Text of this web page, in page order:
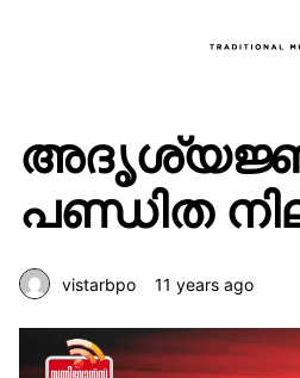
പണ്ഡിത
vistarbpo 11 years ago